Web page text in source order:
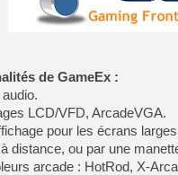
de GameEx :
LCD/VFD, ArcadeVGA.
pour les écrans
distance, ou par une
arcade : HotRod, X-